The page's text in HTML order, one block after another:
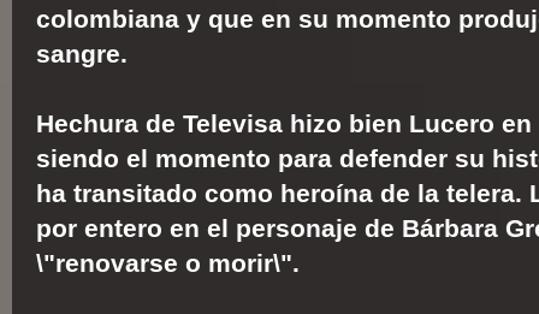
colombiana y que en su momento
sangre.
Hechura de Televisa hizo bien Lucero
siendo el momento para defender su
ha transitado como heroína de la telera.
por entero en el personaje de Bárbara
\"renovarse o morir\".